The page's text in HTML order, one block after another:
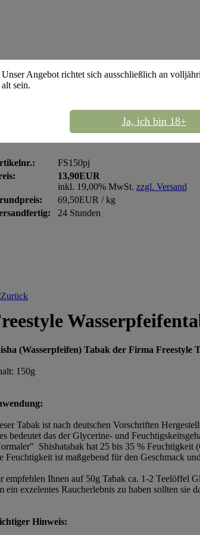
Tobacco Pac Jam -
FS150pj
13,90EUR
inkl. 19,00% MwSt. zzgl. Versand
69,50EUR / kg
24 Stunden
(Wasserpfeifen) Tabak der Firma Freestyle
150g
Tabak ist nach deutschen Vorschriften
bedeutet das der Glycerine- und
Shishatabak hat 25 bis 35 % Feuchtigkeit
Feuchtigkeit ist maßgebend für den Geschmack
empfehlen Ihnen auf 50g Tabak ca. 1-2 Teelöffel
ein exzelentes Raucherlebnis zu haben sollten sie
Hinweis:
Unser Angebot richtet sich ausschließlich an
alt sein.
Ja, ich bin 18+